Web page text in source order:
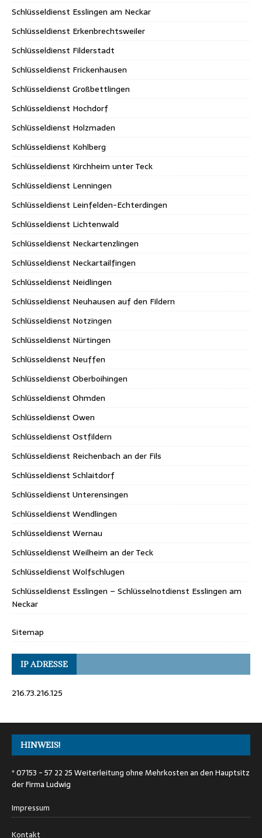
Schlüsseldienst Esslingen am Neckar
Schlüsseldienst Erkenbrechtsweiler
Schlüsseldienst Filderstadt
Schlüsseldienst Frickenhausen
Schlüsseldienst Großbettlingen
Schlüsseldienst Hochdorf
Schlüsseldienst Holzmaden
Schlüsseldienst Kohlberg
Schlüsseldienst Kirchheim unter Teck
Schlüsseldienst Lenningen
Schlüsseldienst Leinfelden-Echterdingen
Schlüsseldienst Lichtenwald
Schlüsseldienst Neckartenzlingen
Schlüsseldienst Neckartailfingen
Schlüsseldienst Neidlingen
Schlüsseldienst Neuhausen auf den Fildern
Schlüsseldienst Notzingen
Schlüsseldienst Nürtingen
Schlüsseldienst Neuffen
Schlüsseldienst Oberboihingen
Schlüsseldienst Ohmden
Schlüsseldienst Owen
Schlüsseldienst Ostfildern
Schlüsseldienst Reichenbach an der Fils
Schlüsseldienst Schlaitdorf
Schlüsseldienst Unterensingen
Schlüsseldienst Wendlingen
Schlüsseldienst Wernau
Schlüsseldienst Weilheim an der Teck
Schlüsseldienst Wolfschlugen
Schlüsseldienst Esslingen – Schlüsselnotdienst Esslingen am
Neckar
Sitemap
IP ADRESSE
216.73.216.125
HINWEIS!
* 07153 - 57 22 25 Weiterleitung ohne Mehrkosten an den Hauptsitz
der Firma Ludwig
Impressum
Kontakt